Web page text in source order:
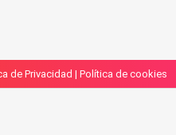
de Privacidad | Política de cookies